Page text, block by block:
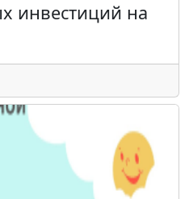
инвестиций на